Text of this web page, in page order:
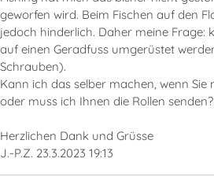
geworfen wird. Beim Fischen auf den
jedoch hinderlich. Daher meine Frage:
auf einen Geradfuss umgerüstet
Schrauben).
Kann ich das selber machen, wenn Sie
oder muss ich Ihnen die Rollen senden?
Herzlichen Dank und Grüsse
J.-P.Z. 23.3.2023 19:13